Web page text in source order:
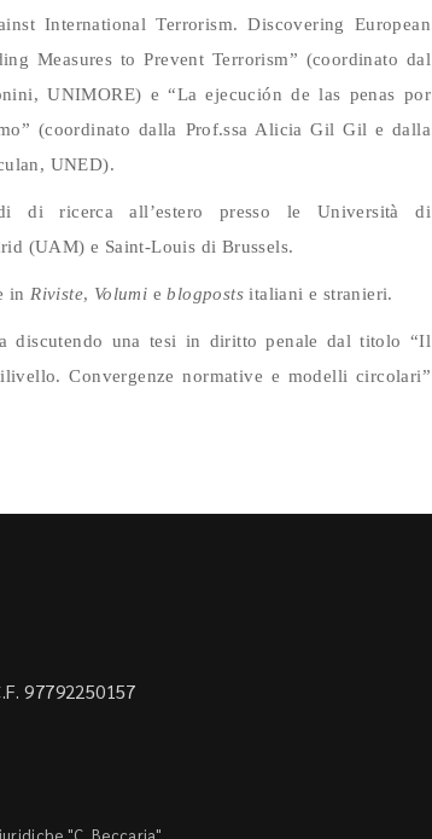
International Terrorism. Discovering European
Measures to Prevent Terrorism” (coordinato dal
UNIMORE) e “La ejecución de las penas por
” (coordinato dalla Prof.ssa Alicia Gil Gil e dalla
UNED).
di ricerca all’estero presso le Università di
(UAM) e Saint-Louis di Brussels.
in Riviste, Volumi eblogpostsitaliani e stranieri.
discutendo una tesi in diritto penale dal titolo “Il
Convergenze normative e modelli circolari”
97792250157